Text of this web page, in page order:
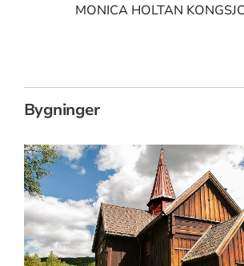
MONICA HOLTAN
Bygninger